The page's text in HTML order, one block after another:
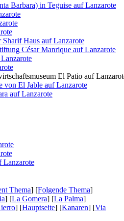
Barbara) in Teguise auf Lanzarote
Haus auf Lanzarote
César Manrique auf Lanzarote
El Patio auf
von El Jable auf Lanzarote
auf Lanzarote
Lanzarote
Thema] [Folgende Thema]
] [La Gomera] [La Palma]
] [Hauptseite] [Kanaren] [Via